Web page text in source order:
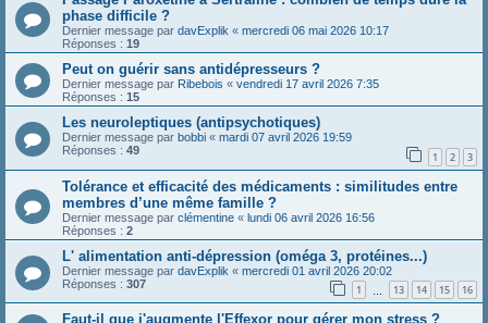
phase difficile ?
Dernier message par davExplik « mercredi 06 mai 2026 10:17
Réponses : 19
Peut on guérir sans antidépresseurs ?
Dernier message par Ribebois « vendredi 17 avril 2026 7:35
Réponses : 15
Les neuroleptiques (antipsychotiques)
Dernier message par bobbi « mardi 07 avril 2026 19:59
Réponses : 49 1 2 3
Tolérance et efficacité des médicaments : similitudes entre
membres d’une même famille ?
Dernier message par clémentine « lundi 06 avril 2026 16:56
Réponses : 2
L' alimentation anti-dépression (oméga 3, protéines...)
Dernier message par davExplik « mercredi 01 avril 2026 20:02
Réponses : 307 1 13 14 15 16
Faut-il que j'augmente l'Effexor pour gérer mon stress ?